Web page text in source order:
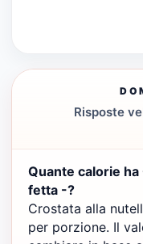
Risposte
Quante calorie
fetta -?
Crostata alla
per porzione. Il